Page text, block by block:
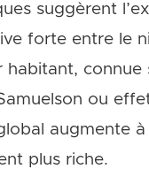
suggèrent
forte entre le
habitant, connue
ou
augmente à
plus riche.